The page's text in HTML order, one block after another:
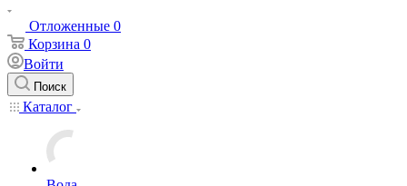
Отложенные 0
Корзина 0
Войти
Поиск
Каталог